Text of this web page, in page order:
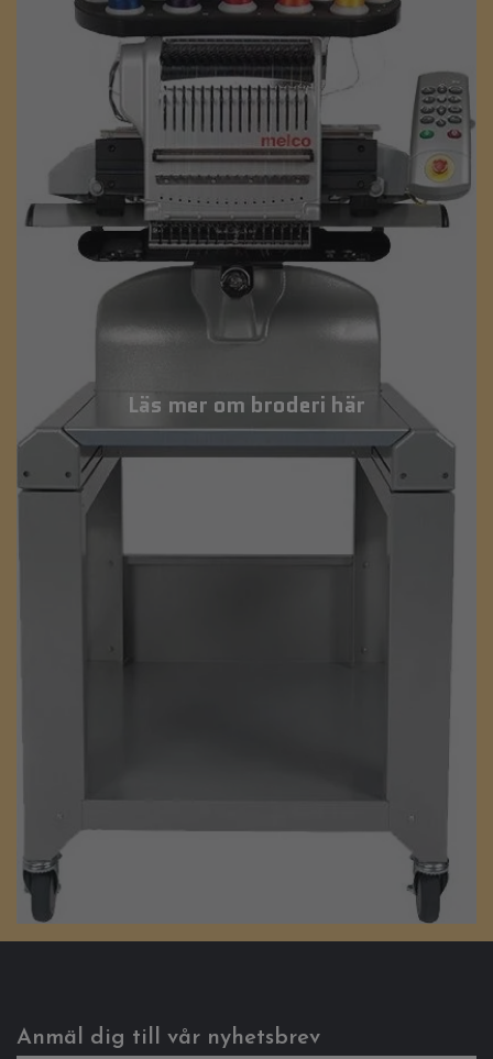
Läs mer om broderi här
Anmäl dig till vår nyhetsbrev